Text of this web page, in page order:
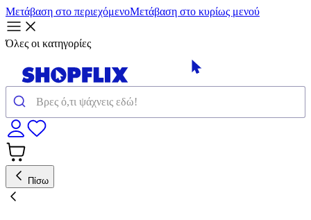
Μετάβαση στο περιεχόμενοΜετάβαση στο κυρίως μενού
Όλες οι κατηγορίες
Πίσω